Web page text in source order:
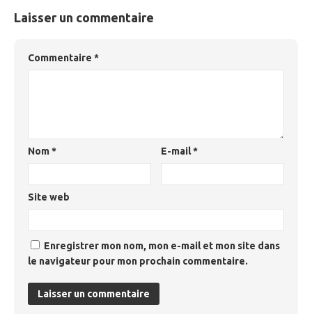
Laisser un commentaire
Commentaire *
Nom* E-mail*
Site web
Enregistrer mon nom, mon e-mail et mon site dans
le navigateur pour mon prochain commentaire.